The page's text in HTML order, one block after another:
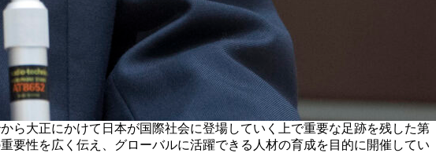
ら大正にかけて日本が国際社会に登場していく上で重要な足跡を残した第
要性を広く伝え、グローバルに活躍できる人材の育成を目的に開催してい